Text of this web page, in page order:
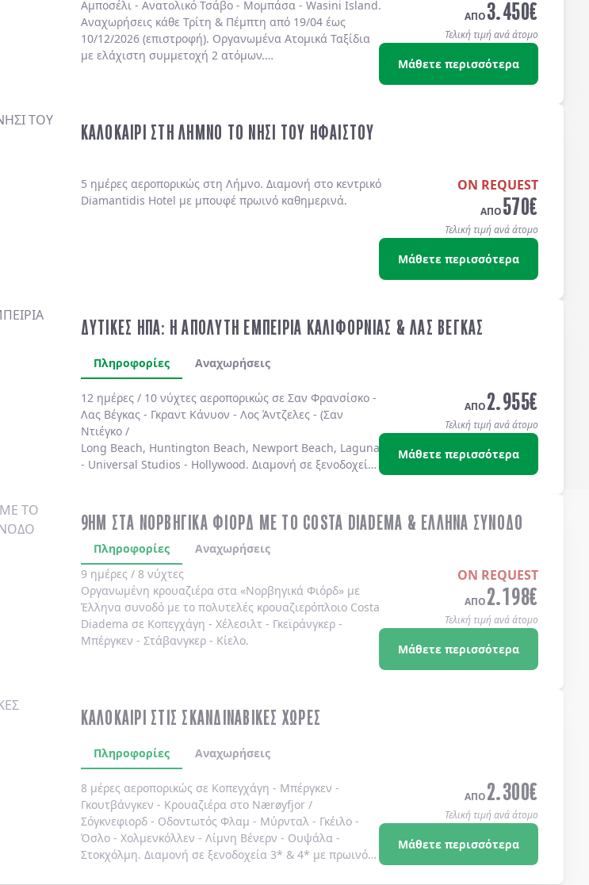
Αμποσέλι - Ανατολικό Τσάβο - Μομπάσα - Wasini Island.
Αναχωρήσεις κάθε Τρίτη & Πέμπτη από 19/04 έως
10/12/2026 (επιστροφή). Οργανωμένα Ατομικά Ταξίδια
με ελάχιστη συμμετοχή 2 ατόμων.
ΑΠΟ3.450€
Τελική τιμή ανά άτομο
Μάθετε περισσότερα
ΚΑΛΟΚΑΙΡΙ ΣΤΗ ΛΗΜΝΟ ΤΟ ΝΗΣΙ ΤΟΥ ΗΦΑΙΣΤΟΥ
5 ημέρες αεροπορικώς στη Λήμνο. Διαμονή στο κεντρικό
Diamantidis Hotel με μπουφέ πρωινό καθημερινά.
ON REQUEST
ΑΠΟ570€
Τελική τιμή ανά άτομο
Μάθετε περισσότερα
ΔΥΤΙΚΕΣ ΗΠΑ: Η ΑΠΟΛΥΤΗ ΕΜΠΕΙΡΙΑ ΚΑΛΙΦΟΡΝΙΑΣ & ΛΑΣ ΒΕΓΚΑΣ
Πληροφορίες Αναχωρήσεις
12 ημέρες / 10 νύχτες αεροπορικώς σε Σαν Φρανσίσκο-
Λας Βέγκας- Γκραντ Κάνυον - Λος Άντζελες- (Σαν
Ντιέγκο /
Long Beach, Huntington Beach, Newport Beach, Laguna Beach Dana Point, Coronado Island)
- Universal Studios - Hollywood. Διαμονή σε ξενοδοχεία
ΑΠΟ2.955€
Τελική τιμή ανά άτομο
Μάθετε περισσότερα
9ΗΜ ΣΤΑ ΝΟΡΒΗΓΙΚΑ ΦΙΟΡΔ ΜΕ ΤΟ COSTA DIADEMA & ΕΛΛΗΝΑ ΣΥΝΟΔΟ
Πληροφορίες
Αναχωρήσεις
9 ημέρες / 8 νύχτες
Οργανωμένη κρουαζιέρα στα «Νορβηγικά Φιόρδ»με
Έλληνα συνοδόμε το πολυτελές κρουαζιερόπλοιο Costa
Diadema σε Κοπεγχάγη - Χέλεσιλτ - Γκεϊράνγκερ -
Μπέργκεν - Στάβανγκερ - Κίελο.
ON REQUEST
ΑΠΟ2.198€
Τελική τιμή ανά άτομο
Μάθετε περισσότερα
ΚΑΛΟΚΑΙΡΙ ΣΤΙΣ ΣΚΑΝΔΙΝΑΒΙΚΕΣ ΧΩΡΕΣ
Πληροφορίες Αναχωρήσεις
8 μέρες αεροπορικώς σε Κοπεγχάγη - Μπέργκεν -
Γκουτβάνγκεν - Κρουαζιέρα στο Nærøyfjor /
Σόγκνεφιορδ - Οδοντωτός Φλαμ - Μύρνταλ - Γκέιλο -
Όσλο - Χολμενκόλλεν - Λίμνη Βένερν - Ουψάλα -
Στοκχόλμη. Διαμονή σε ξενοδοχεία 3* & 4* με πρωινό
ΑΠΟ2.300€
Τελική τιμή ανά άτομο
Μάθετε περισσότερα